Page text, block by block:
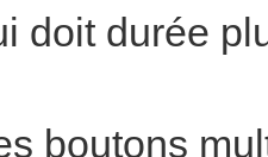
doit durée
boutons